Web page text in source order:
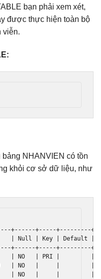
bạn phải xem xét,
được thực hiện toàn bộ
viễn.
NHANVIEN có tồn
khỏi cơ sở dữ liệu, như
+------+-----+---------
Null Key Default
+------+-----+---------
NO PRI
NO
NO